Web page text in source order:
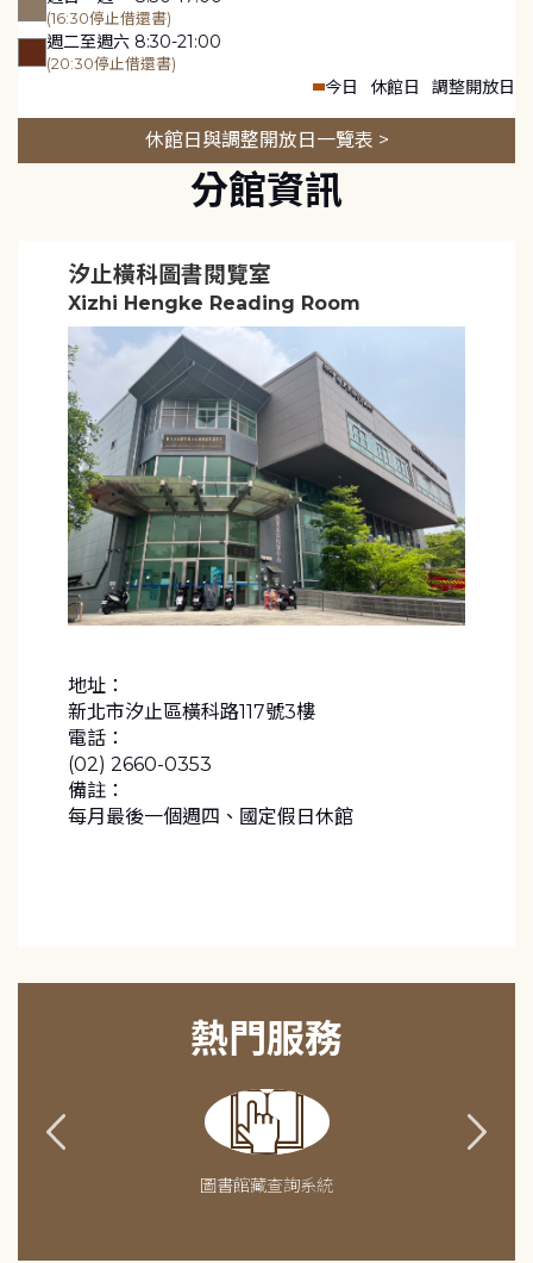
(16:30停止借還書)
週二至週六 8:30-21:00
(20:30停止借還書)
今日 休館日 調整開放日
休館日與調整開放日一覽表 >
分館資訊
汐止橫科圖書閱覽室
Xizhi Hengke Reading Room
地址：
新北市汐止區橫科路117號3樓
電話：
(02) 2660-0353
備註：
每月最後一個週四、國定假日休館
熱門服務
圖書館藏查詢系統